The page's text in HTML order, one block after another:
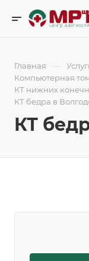
Главная —
Компьютерная
КТ нижних
КТ бедра в
КТ